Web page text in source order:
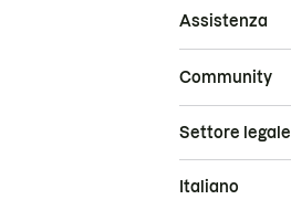
Assistenza
Community
Settore legale
Italiano